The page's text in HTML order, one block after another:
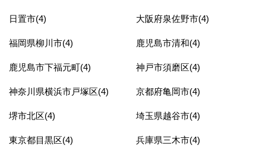
日置市(4) 大阪府泉佐野市(4)
福岡県柳川市(4) 鹿児島市清和(4)
鹿児島市下福元町(4) 神戸市須磨区(4)
神奈川県横浜市戸塚区(4) 京都府亀岡市(4)
堺市北区(4) 埼玉県越谷市(4)
東京都目黒区(4) 兵庫県三木市(4)